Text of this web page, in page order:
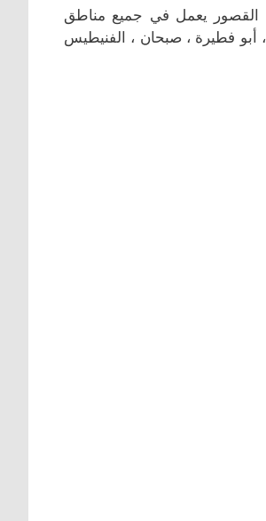
يعمل في جميع مناطق
، أبو فطيرة ، صبحان ، الفنيطيس